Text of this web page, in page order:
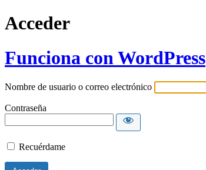
Acceder
Funciona con WordPress
Nombre de usuario o correo electrónico
Contraseña
Recuérdame